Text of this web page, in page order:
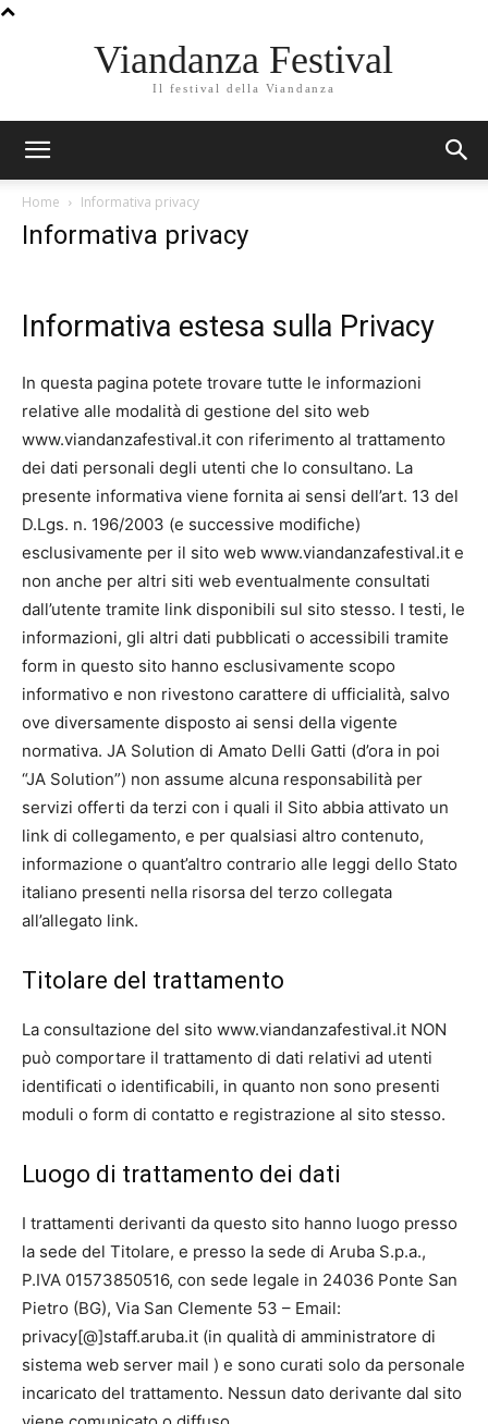
Viandanza Festival
Il festival della Viandanza
Home Informativa privacy
Informativa privacy
Informativa estesa sulla Privacy
In questa pagina potete trovare tutte le informazioni
relative alle modalità di gestione del sito web
www.viandanzafestival.it con riferimento al trattamento
dei dati personali degli utenti che lo consultano. La
presente informativa viene fornita ai sensi dell’art. 13 del
D.Lgs. n. 196/2003 (e successive modifiche)
esclusivamente per il sito web www.viandanzafestival.it e
non anche per altri siti web eventualmente consultati
dall’utente tramite link disponibili sul sito stesso. I testi, le
informazioni, gli altri dati pubblicati o accessibili tramite
form in questo sito hanno esclusivamente scopo
informativo e non rivestono carattere di ufficialità, salvo
ove diversamente disposto ai sensi della vigente
normativa. JA Solution di Amato Delli Gatti (d’ora in poi
“JA Solution”) non assume alcuna responsabilità per
servizi offerti da terzi con i quali il Sito abbia attivato un
link di collegamento, e per qualsiasi altro contenuto,
informazione o quant’altro contrario alle leggi dello Stato
italiano presenti nella risorsa del terzo collegata
all’allegato link.
Titolare del trattamento
La consultazione del sito www.viandanzafestival.it NON
può comportare il trattamento di dati relativi ad utenti
identificati o identificabili, in quanto non sono presenti
moduli o form di contatto e registrazione al sito stesso.
Luogo di trattamento dei dati
I trattamenti derivanti da questo sito hanno luogo presso
la sede del Titolare, e presso la sede di Aruba S.p.a.,
P.IVA 01573850516, con sede legale in 24036 Ponte San
Pietro (BG), Via San Clemente 53 – Email:
privacy[@]staff.aruba.it (in qualità di amministratore di
sistema web server mail ) e sono curati solo da personale
incaricato del trattamento. Nessun dato derivante dal sito